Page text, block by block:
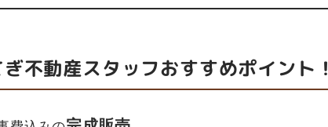
不動産スタッフおすすめポイント！